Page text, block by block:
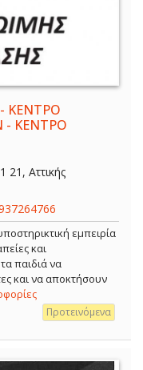
ΚΕΝΤΡΟ
- ΚΕΝΤΡΟ
21, Αττικής
εμπειρία
και
παιδιά να
και να αποκτήσουν
Προτεινόμενα